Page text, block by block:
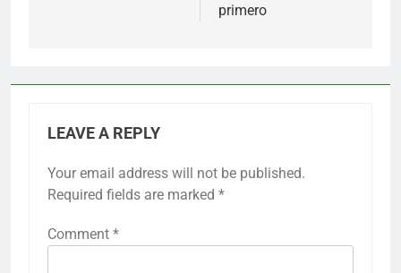
primero
LEAVE A REPLY
Your email address will not be published.
Required fields are marked *
Comment *